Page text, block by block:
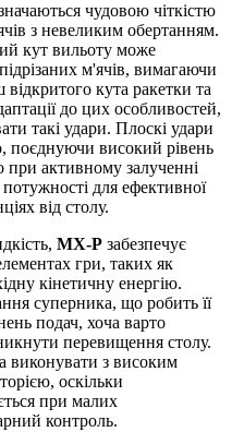
чудовою чіткістю
з невеликим обертанням.
кут вильоту може
м'ячів, вимагаючи
відкритого кута ракетки та
до цих особливостей,
такі удари. Плоскі удари
поєднуючи високий рівень
активному залученні
для ефективної
від столу.
MX-P забезпечує
гри, таких як
кінетичну енергію.
суперника, що робить її
подач, хоча варто
перевищення столу.
виконувати з високим
оскільки
при малих
контроль.